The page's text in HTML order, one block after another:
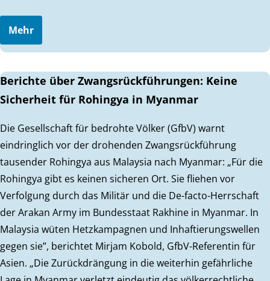
Mehr
Berichte über Zwangsrückführungen: Keine
Sicherheit für Rohingya in Myanmar
Die Gesellschaft für bedrohte Völker (GfbV) warnt
eindringlich vor der drohenden Zwangsrückführung
tausender Rohingya aus Malaysia nach Myanmar: „Für die
Rohingya gibt es keinen sicheren Ort. Sie fliehen vor
Verfolgung durch das Militär und die De-facto-Herrschaft
der Arakan Army im Bundesstaat Rakhine in Myanmar. In
Malaysia wüten Hetzkampagnen und Inhaftierungswellen
gegen sie”, berichtet Mirjam Kobold, GfbV-Referentin für
Asien. „Die Zurückdrängung in die weiterhin gefährliche